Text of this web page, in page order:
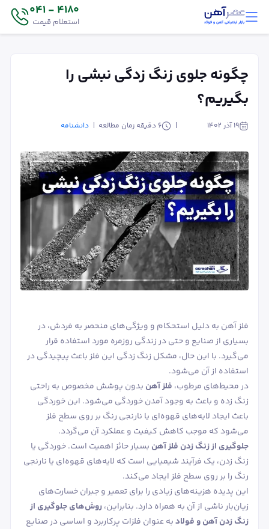
4180 - 041
استعلام قیمت
چگونه جلوی زنگ زدگی نبشی را
بگیریم؟
۱۹ آذر ۱۴۰۲ 6 دقیقه زمان مطالعه دانشنامه
فلز آهن به دلیل استحکام و ویژگی‌های منحصر به فردش، در
بسیاری از صنایع و حتی در زندگی روزمره مورد استفاده قرار
می‌گیرد. با این حال، مشکل زنگ زدگی این فلز باعث پیچیدگی در
استفاده از آن می‌شود.
در محیط‌های مرطوب، فلز آهن بدون پوشش مخصوص به راحتی
زنگ زده و باعث به وجود آمدن خوردگی می‌شود. این خوردگی
باعث ایجاد لایه‌های قهوه‌ای یا نارنجی رنگ بر روی سطح فلز
می‌شود که موجب کاهش کیفیت و عملکرد آن می‌گردد.
جلوگیری از زنگ زدن فلز آهن بسیار حائز اهمیت است. خوردگی یا
زنگ زدن، یک فرآیند شیمیایی است که لایه‌های قهوه‌ای یا نارنجی
رنگ را بر روی سطح فلز ایجاد می‌کند.
این پدیده هزینه‌های زیادی را برای تعمیر و جبران خسارت‌های
زیان‌بار ناشی از آن به همراه دارد. بنابراین،روش‌های جلوگیری از
زنگ زدن آهن و فولادبه عنوان فلزات پرکاربرد و اساسی در صنایع